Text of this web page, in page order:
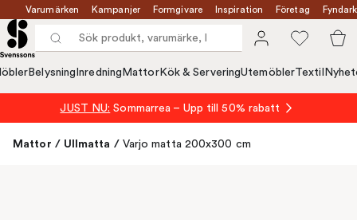
Varumärken Kampanjer Formgivare Inspiration Företag
Belysning Inredning MattorKök & ServeringUtemöblerTextil
JUST NU: Sommarrea – Upp till 50% rabatt
Mattor / Ullmatta / Varjo matta 200x300 cm